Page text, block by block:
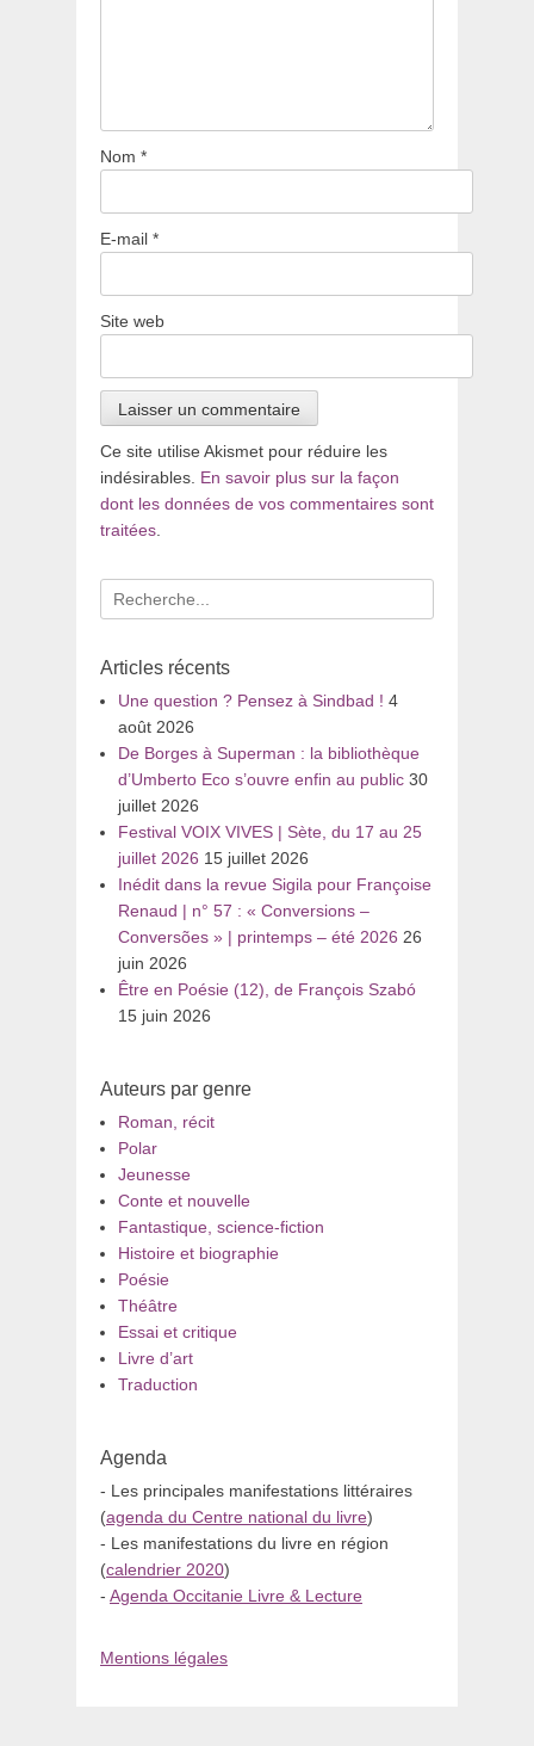
Nom *
E-mail *
Site web
Ce site utilise Akismet pour réduire les
indésirables. En savoir plus sur la façon
dont les données de vos commentaires sont
traitées
Recherche
pour
Articles récents
Une question ? Pensez à Sindbad ! 4
août 2026
De Borges à Superman : la bibliothèque
d’Umberto Eco s’ouvre enfin au public 30
juillet 2026
Festival VOIX VIVES | Sète, du 17 au 25
juillet 2026 15 juillet 2026
Inédit dans la revue Sigila pour Françoise
Renaud | n° 57 : « Conversions –
Conversões » | printemps – été 2026 26
juin 2026
Être en Poésie (12), de François Szabó
15 juin 2026
Auteurs par genre
Roman, récit
Polar
Jeunesse
Conte et nouvelle
Fantastique, science-fiction
Histoire et biographie
Poésie
Théâtre
Essai et critique
Livre d’art
Traduction
Agenda
- Les principales manifestations littéraires
(agenda du Centre national du livre)
- Les manifestations du livre en région
(calendrier 2020)
- Agenda Occitanie Livre & Lecture
Mentions légales